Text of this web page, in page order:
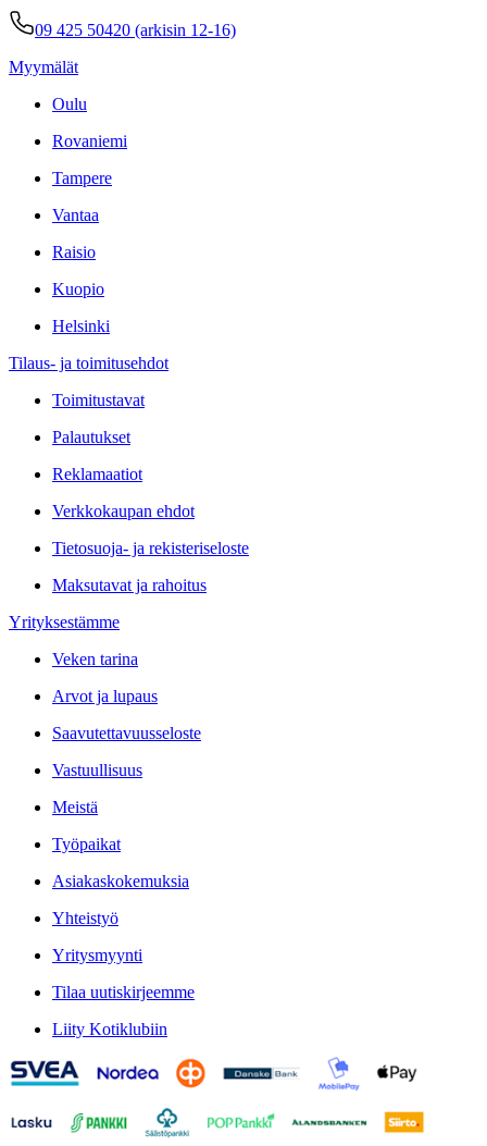
09 425 50420 (arkisin 12-16)
Myymälät
Oulu
Rovaniemi
Tampere
Vantaa
Raisio
Kuopio
Helsinki
Tilaus- ja toimitusehdot
Toimitustavat
Palautukset
Reklamaatiot
Verkkokaupan ehdot
Tietosuoja- ja rekisteriseloste
Maksutavat ja rahoitus
Yrityksestämme
Veken tarina
Arvot ja lupaus
Saavutettavuusseloste
Vastuullisuus
Meistä
Työpaikat
Asiakaskokemuksia
Yhteistyö
Yritysmyynti
Tilaa uutiskirjeemme
Liity Kotiklubiin